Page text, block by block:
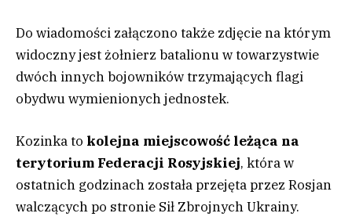
Do wiadomości załączono także zdjęcie na którym
widoczny jest żołnierz batalionu w towarzystwie
dwóch innych bojowników trzymających flagi
obydwu wymienionych jednostek.
Kozinka to kolejna miejscowość leżąca na
terytorium Federacji Rosyjskiej, która w
ostatnich godzinach została przejęta przez Rosjan
walczących po stronie Sił Zbrojnych Ukrainy.